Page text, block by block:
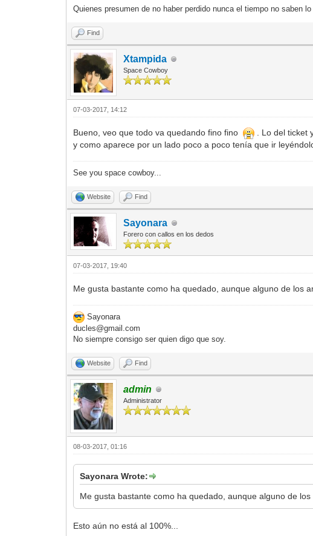
Quienes presumen de no haber perdido nunca el tiempo no saben
Find
Xtampida
Space Cowboy
07-03-2017, 14:12
Bueno, veo que todo va quedando fino fino
. Lo del ticket
y como aparece por un lado poco a poco tenía que ir
See you space cowboy...
Website Find
Sayonara
Forero con callos en los dedos
07-03-2017, 19:40
Me gusta bastante como ha quedado, aunque alguno de los
Sayonara
ducles@gmail.com
No siempre consigo ser quien digo que soy.
Website Find
admin
Administrator
08-03-2017, 01:16
Sayonara Wrote:
Me gusta bastante como ha quedado, aunque alguno de
Esto aún no está al 100%...